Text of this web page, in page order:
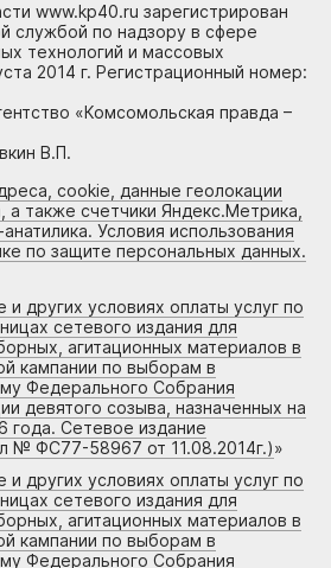
www.kp40.ru зарегистрирован
службой по надзору в сфере
технологий и массовых
2014 г. Регистрационный номер:
«Комсомольская правда –
В.П.
cookie, данные геолокации
а также счетчики Яндекс.Метрика,
Условия использования
по защите персональных данных.
других условиях оплаты услуг по
сетевого издания для
агитационных материалов в
кампании по выборам в
Федерального Собрания
девятого созыва, назначенных на
года. Сетевое издание
№ ФС77-58967 от 11.08.2014г.)»
других условиях оплаты услуг по
сетевого издания для
агитационных материалов в
кампании по выборам в
Федерального Собрания